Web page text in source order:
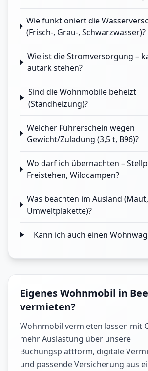
Wie funktioniert die
(Frisch-, Grau-, Schwarzwasser)?
Wie ist die Stromversorgung –
autark stehen?
Sind die Wohnmobile beheizt
(Standheizung)?
Welcher Führerschein wegen
Gewicht/Zuladung (3,5 t, B96)?
Wo darf ich übernachten –
Freistehen, Wildcampen?
Was beachten im Ausland
Umweltplakette)?
Kann ich auch einen
Eigenes Wohnmobil in
vermieten?
Wohnmobil vermieten lassen mit
mehr Auslastung über unsere
Buchungsplattform, digitale
und passende Versicherung aus